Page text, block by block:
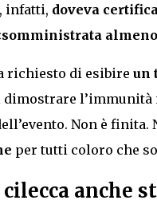
infatti, doveva
richiesto di esibire un
Non è
per tutti coloro che
anche